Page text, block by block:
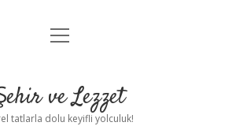
Anasayfa
Yasal Uyarı
menüyü
ve Lezzet
tatlarla dolu keyifli yolculuk!